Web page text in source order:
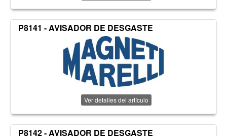
P8141 - AVISADOR DE DESGASTE
Ver detalles del artículo
P8142 - AVISADOR DE DESGASTE